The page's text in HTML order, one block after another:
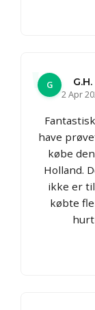
G
G.H.
2 Apr
have
købe
Holland.
ikke er
købte